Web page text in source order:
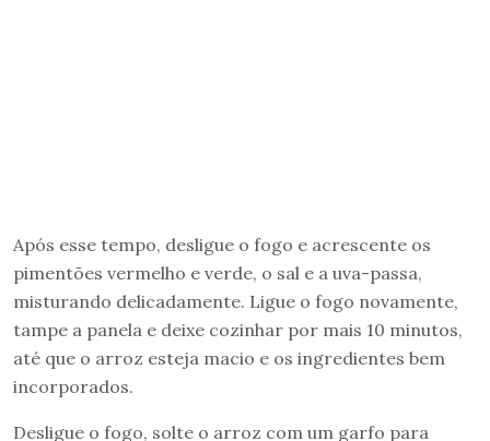
Após esse tempo, desligue o fogo e acrescente os
pimentões vermelho e verde, o sal e a uva-passa,
misturando delicadamente. Ligue o fogo novamente,
tampe a panela e deixe cozinhar por mais 10 minutos,
até que o arroz esteja macio e os ingredientes bem
incorporados.
Desligue o fogo, solte o arroz com um garfo para